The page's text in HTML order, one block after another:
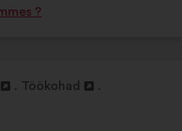
?
Töökohad